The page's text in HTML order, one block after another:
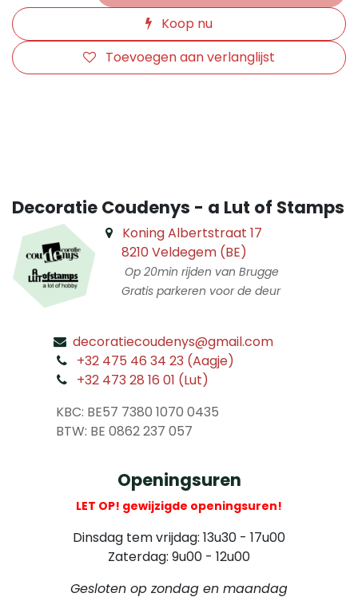
Koop nu
Toevoegen aan verlanglijst
Decoratie Coudenys - a Lut of Stamps
Koning Albertstraat 17
8210 Veldegem (BE)
Op 20min rijden van Brugge
Gratis parkeren voor de deur
decoratiecoudenys@gmail.com
+32 475 46 34 23 (Aagje)
+32 473 28 16 01 (Lut)
KBC: BE57 7380 1070 0435
​ BTW: BE 0862 237 057
Openingsuren
LET OP! gewijzigde openingsuren!
Dinsdag tem vrijdag: 13u30 - 17u00
Zaterdag: 9u00 - 12u00
Gesloten op zondag en maandag